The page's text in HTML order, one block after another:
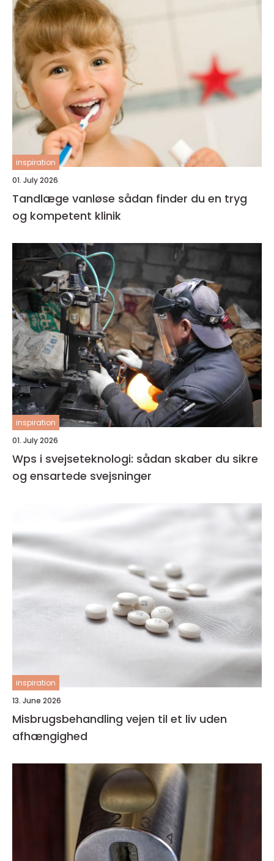
inspiration
01. July 2026
Tandlæge vanløse sådan finder du en tryg
og kompetent klinik
inspiration
01. July 2026
Wps i svejseteknologi: sådan skaber du sikre
og ensartede svejsninger
inspiration
13. June 2026
Misbrugsbehandling vejen til et liv uden
afhængighed